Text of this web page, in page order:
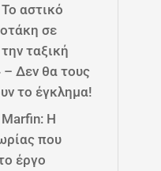
Το αστικό
σε
ταξική
– Δεν θα τους
το έγκλημα!
Marfin: Η
που
έργο